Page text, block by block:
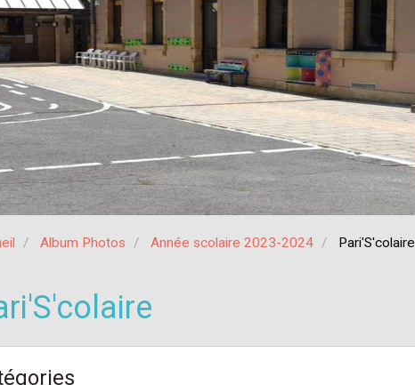
Album Photos Année scolaire 2023-2024 Pari'S'colaire